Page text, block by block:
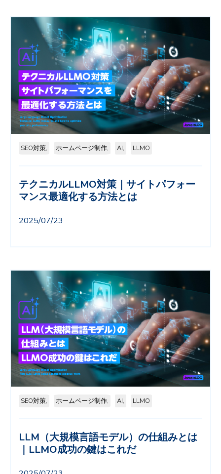
SEO対策, ホームページ制作, AI, LLMO
テクニカルLLMO対策｜サイトパフォー
マンス最適化する方法とは
2025/07/23
SEO対策, ホームページ制作, AI, LLMO
LLM（大規模言語モデル）の仕組みとは
｜LLMO成功の鍵はこれだ